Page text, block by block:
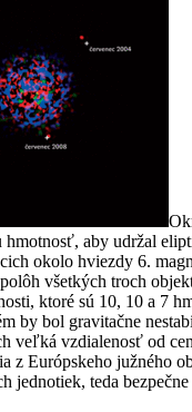
aby udržal
okolo hviezdy 6.
všetkých troch
ktoré sú 10, 10 a 7
by bol gravitačne
veľká vzdialenosť od
Európskeho južného
teda